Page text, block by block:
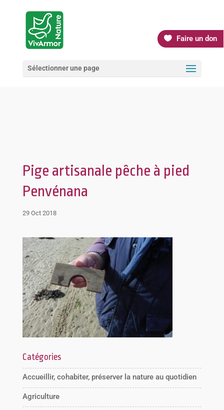
Faire un don
Sélectionner une page
Pige artisanale pêche à pied
Penvénana
29 Oct 2018
Catégories
Accueillir, cohabiter, préserver la nature au quotidien
Agriculture